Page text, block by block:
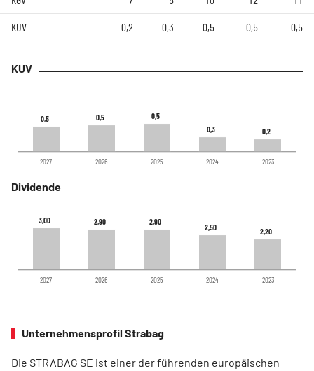
KUV 0,2 0,3 0,5 0,5 0,5
KUV
0,5
0,5 0,5
0,5 0,5
0,5
0,3
0,3 0,2
0,2
2027 2026 2025 2024 2023
Dividende
3,00
3,00 2,90
2,90 2,90
2,90
2,50
2,50 2,20
2,20
2027 2026 2025 2024 2023
Unternehmensprofil Strabag
Die STRABAG SE ist einer der führenden europäischen